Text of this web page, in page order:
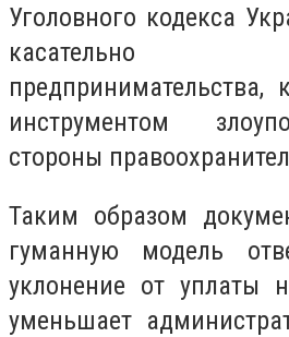
Уголовного кодекса
касательно
предпринимательства,
инструментом
стороны
Таким образом
гуманную модель
уклонение от уплаты
уменьшает